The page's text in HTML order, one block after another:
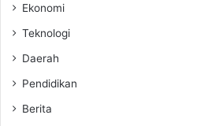
Ekonomi
Teknologi
Daerah
Pendidikan
Berita